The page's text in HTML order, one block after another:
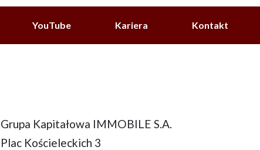
YouTube Kariera Kontakt
Grupa Kapitałowa IMMOBILE S.A.
Plac Kościeleckich 3